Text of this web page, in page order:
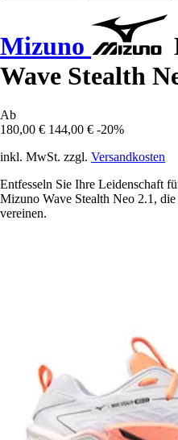
Mizuno
Wave Stealth
Ab
180,00 € 144,00 € -20%
inkl. MwSt. zzgl. Versandkosten
Entfesseln Sie Ihre Leidenschaft
Mizuno Wave Stealth Neo 2.1,
vereinen.